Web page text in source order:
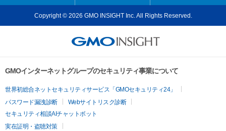
Copyright © 2026 GMO INSIGHT Inc. All Rights Reserved.
GMOインターネットグループのセキュリティ事業について
世界初総合ネットセキュリティサービス「GMOセキュリティ24」
パスワード漏洩診断
Webサイトリスク診断
セキュリティ相談AIチャットボット
実在証明・盗聴対策